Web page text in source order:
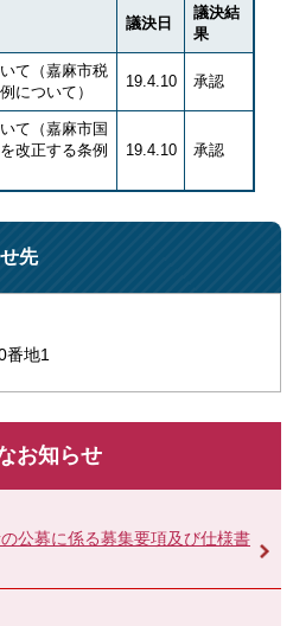
議決日
議決結
果
て（嘉麻市税
について）
19.4.10 承認
て（嘉麻市国
改正する条例
19.4.10 承認
先
番地1
お知らせ
公募に係る募集要項及び仕様書